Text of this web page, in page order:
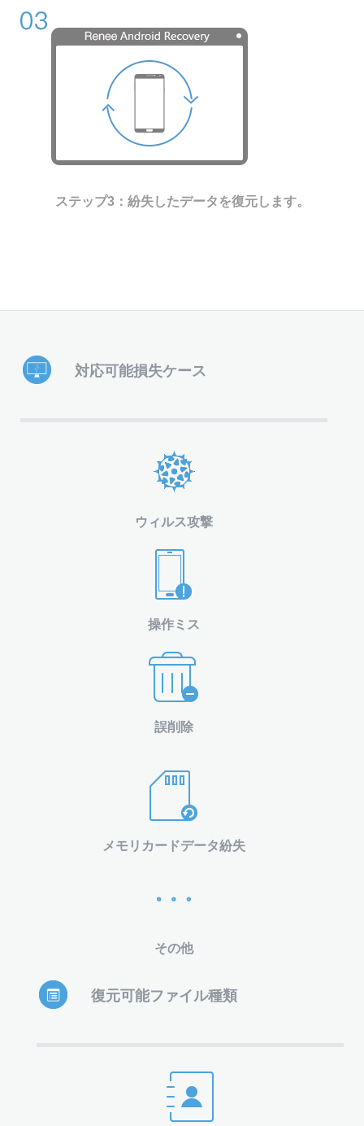
ステップ3：紛失したデータを復元します。
対応可能損失ケース
ウィルス攻撃
操作ミス
誤削除
メモリカードデータ紛失
その他
復元可能ファイル種類